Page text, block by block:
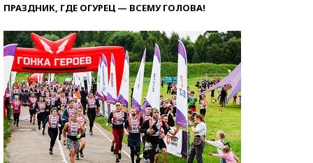
ПРАЗДНИК, ГДЕ ОГУРЕЦ — ВСЕМУ ГОЛОВА!